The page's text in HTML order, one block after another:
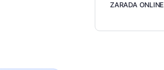
ZARADA ONLINE